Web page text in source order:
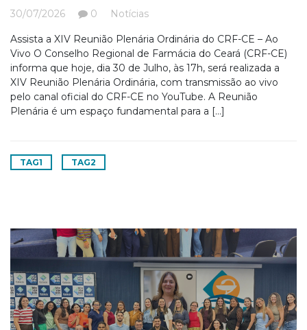
30/07/2026 0 Notícias
Assista a XIV Reunião Plenária Ordinária do CRF-CE – Ao
Vivo O Conselho Regional de Farmácia do Ceará (CRF-CE)
informa que hoje, dia 30 de Julho, às 17h, será realizada a
XIV Reunião Plenária Ordinária, com transmissão ao vivo
pelo canal oficial do CRF-CE no YouTube. A Reunião
Plenária é um espaço fundamental para a […]
TAG1 TAG2